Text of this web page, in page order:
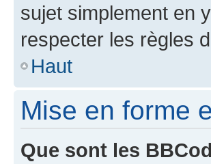
sujet simplement en
respecter les règles
Haut
Mise en forme
Que sont les